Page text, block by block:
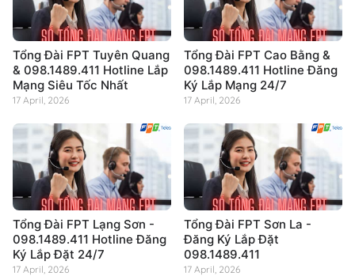
Tổng Đài FPT Tuyên Quang
& 098.1489.411 Hotline Lắp
Mạng Siêu Tốc Nhất
17 April, 2026
Tổng Đài FPT Cao Bằng &
098.1489.411 Hotline Đăng
Ký Lắp Mạng 24/7
17 April, 2026
Tổng Đài FPT Lạng Sơn -
098.1489.411 Hotline Đăng
Ký Lắp Đặt 24/7
17 April, 2026
Tổng Đài FPT Sơn La -
Đăng Ký Lắp Đặt
098.1489.411
17 April, 2026